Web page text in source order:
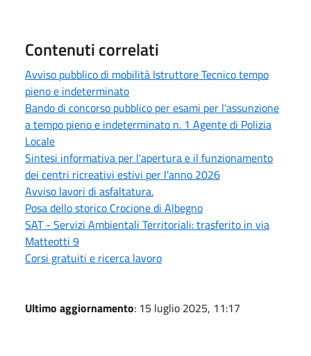
Contenuti correlati
Avviso pubblico di mobilità Istruttore Tecnico tempo
pieno e indeterminato
Bando di concorso pubblico per esami per l'assunzione
a tempo pieno e indeterminato n. 1 Agente di Polizia
Locale
Sintesi informativa per l'apertura e il funzionamento
dei centri ricreativi estivi per l'anno 2026
Avviso lavori di asfaltatura.
Posa dello storico Crocione di Albegno
SAT - Servizi Ambientali Territoriali: trasferito in via
Matteotti 9
Corsi gratuiti e ricerca lavoro
Ultimo aggiornamento: 15 luglio 2025, 11:17